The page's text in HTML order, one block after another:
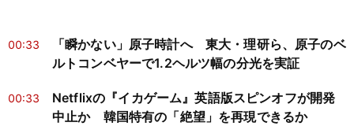
00:33
「瞬かない」原子時計へ 東大・理研ら、原子のベ
ルトコンベヤーで1.2ヘルツ幅の分光を実証
00:33
Netflixの『イカゲーム』英語版スピンオフが開発
中止か 韓国特有の「絶望」を再現できるか